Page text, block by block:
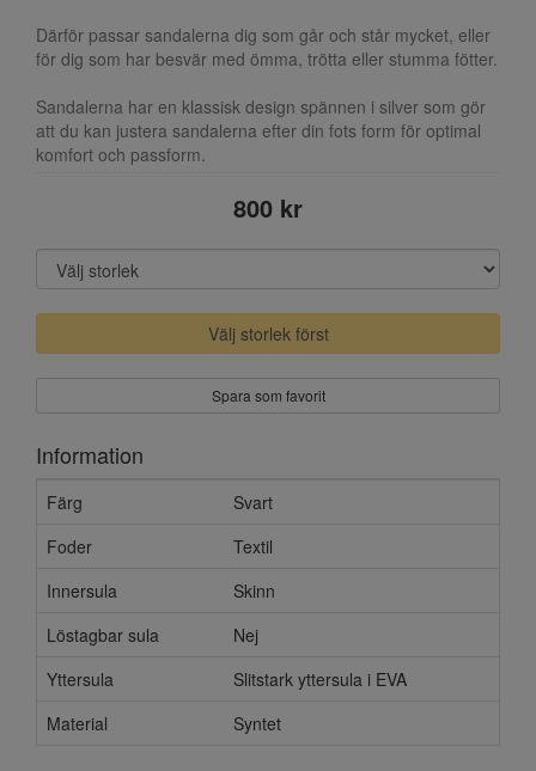
Därför passar sandalerna dig som går och står mycket, eller
för dig som har besvär med ömma, trötta eller stumma fötter.
Sandalerna har en klassisk design spännen i silver som gör
att du kan justera sandalerna efter din fots form för optimal
komfort och passform.
800 kr
Välj storlek först
Spara som favorit
Information
Färg
Svart
Foder
Textil
Innersula
Skinn
Löstagbar sula
Nej
Yttersula
Slitstark yttersula i EVA
Material
Syntet